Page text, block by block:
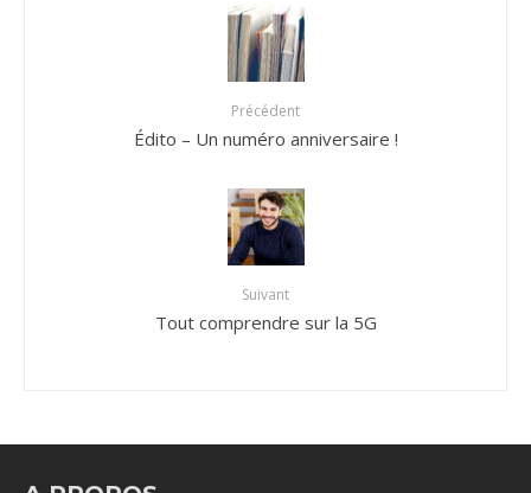
Précédent
Édito – Un numéro anniversaire !
Suivant
Tout comprendre sur la 5G